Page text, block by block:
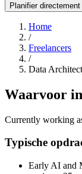
Planifier
Home
/
Freelancers
/
Data Architect
Waarvoor
Currently working
Typische
Early AI and